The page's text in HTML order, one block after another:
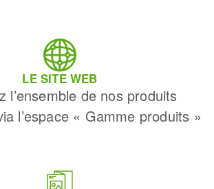
LE SITE WEB
l’ensemble de nos produits
l’espace « Gamme produits »